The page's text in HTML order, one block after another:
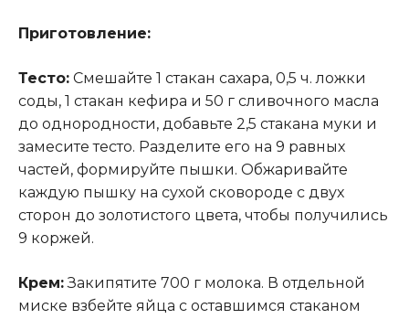
Приготовление:
Тесто: Смешайте 1 стакан сахара, 0,5 ч. ложки
соды, 1 стакан кефира и 50 г сливочного масла
до однородности, добавьте 2,5 стакана муки и
замесите тесто. Разделите его на 9 равных
частей, формируйте пышки. Обжаривайте
каждую пышку на сухой сковороде с двух
сторон до золотистого цвета, чтобы получились
9 коржей.
Крем:Закипятите 700 г молока. В отдельной
миске взбейте яйца с оставшимся стаканом